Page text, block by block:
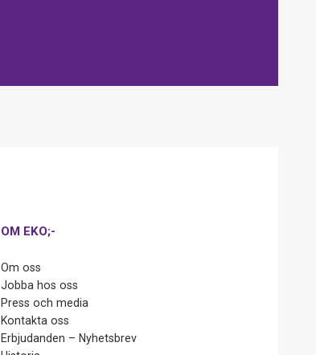
OM EKO;-
Om oss
Jobba hos oss
Press och media
Kontakta oss
Erbjudanden – Nyhetsbrev